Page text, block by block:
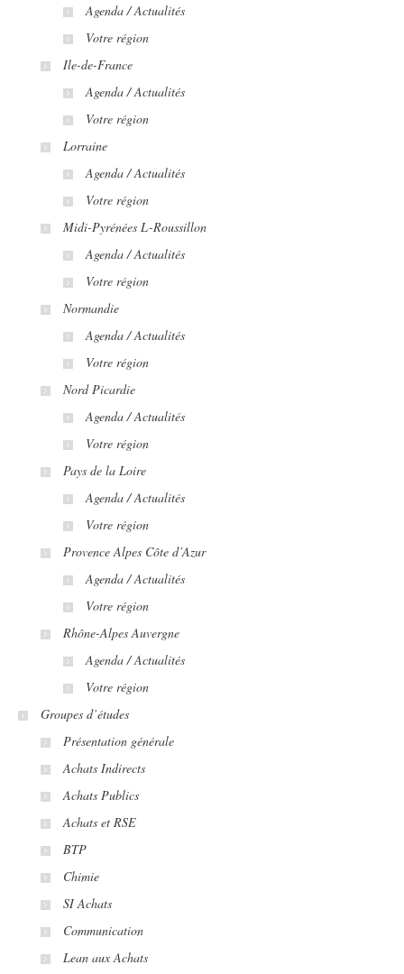
Agenda / Actualités
Votre région
Ile-de-France
Agenda / Actualités
Votre région
Lorraine
Agenda / Actualités
Votre région
Midi-Pyrénées L-Roussillon
Agenda / Actualités
Votre région
Normandie
Agenda / Actualités
Votre région
Nord Picardie
Agenda / Actualités
Votre région
Pays de la Loire
Agenda / Actualités
Votre région
Provence Alpes Côte d’Azur
Agenda / Actualités
Votre région
Rhône-Alpes Auvergne
Agenda / Actualités
Votre région
Groupes d’études
Présentation générale
Achats Indirects
Achats Publics
Achats et RSE
BTP
Chimie
SI Achats
Communication
Lean aux Achats